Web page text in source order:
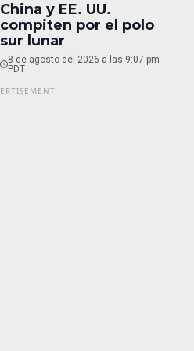
China y EE. UU.
compiten por el polo
sur lunar
8 de agosto del 2026 a las 9:07 pm
PDT